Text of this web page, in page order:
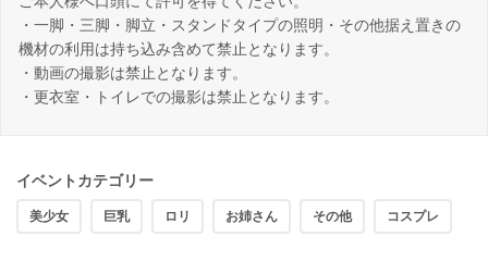
・一脚・三脚・脚立・スタンドタイプの照明・その他据え置きの
機材の利用は持ち込み含めて禁止となります。
・動画の撮影は禁止となります。
・更衣室・トイレでの撮影は禁止となります。
イベントカテゴリー
美少女 巨乳 ロリ お姉さん その他 コスプレ